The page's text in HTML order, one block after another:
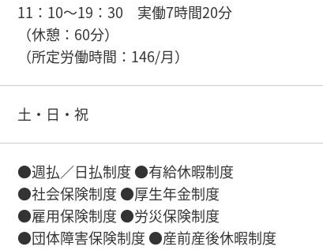
11：10〜19：30 実働7時間20分
（休憩：60分）
（所定労働時間：146/月）
土・日・祝
●週払／日払制度 ●有給休暇制度
●社会保険制度 ●厚生年金制度
●雇用保険制度 ●労災保険制度
●団体障害保険制度 ●産前産後休暇制度